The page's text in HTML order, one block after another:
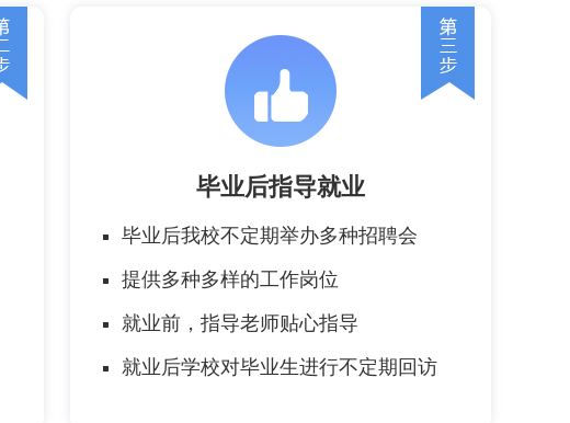
毕业后指导就业
毕业后我校不定期举办多种招聘会
提供多种多样的工作岗位
就业前，指导老师贴心指导
就业后学校对毕业生进行不定期回访